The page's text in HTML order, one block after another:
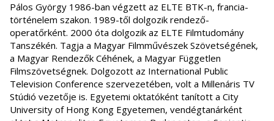
Pálos György 1986-ban végzett az ELTE BTK-n, francia-
történelem szakon. 1989-től dolgozik rendező-
operatőrként. 2000 óta dolgozik az ELTE Filmtudomány
Tanszékén. Tagja a Magyar Filmművészek Szövetségének,
a Magyar Rendezők Céhének, a Magyar Független
Filmszövetségnek. Dolgozott az International Public
Television Conference szervezetében, volt a Millenáris TV
Stúdió vezetője is. Egyetemi oktatóként tanított a City
University of Hong Kong Egyetemen, vendégtanárként